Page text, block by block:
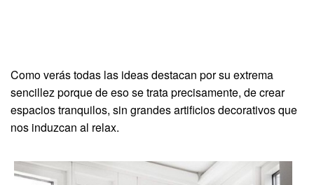
Como verás todas las ideas destacan por su extrema
sencillez porque de eso se trata precisamente, de crear
espacios tranquilos, sin grandes artificios decorativos que
nos induzcan al relax.